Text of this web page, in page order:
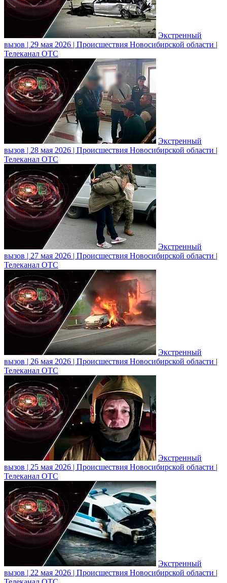
Экстренный
вызов | 29 мая 2026 | Происшествия Новосибирской области |
Телеканал ОТС
Экстренный
вызов | 28 мая 2026 | Происшествия Новосибирской области |
Телеканал ОТС
Экстренный
вызов | 27 мая 2026 | Происшествия Новосибирской области |
Телеканал ОТС
Экстренный
вызов | 26 мая 2026 | Происшествия Новосибирской области |
Телеканал ОТС
Экстренный
вызов | 25 мая 2026 | Происшествия Новосибирской области |
Телеканал ОТС
Экстренный
вызов | 22 мая 2026 | Происшествия Новосибирской области |